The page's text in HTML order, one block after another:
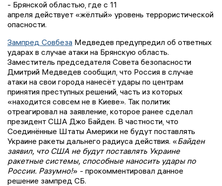
- Брянской областью, где с 11
апреля действует «жёлтый» уровень террористической
опасности.
Зампред Совбеза Медведев предупредил об ответных
ударах в случае атаки на Брянскую область.
Заместитель председателя Совета безопасности
Дмитрий Медведев сообщил, что Россия в случае
атаки на свои города нанесёт удары по центрам
принятия преступных решений, часть из которых
«находится совсем не в Киеве». Так политик
отреагировал на заявление, которое ранее сделал
президент США Джо Байден. В частности, что
Соединённые Штаты Америки не будут поставлять
Украине ракеты дальнего радиуса действия. «Байден
заявил, что США не будут поставлять Украине
ракетные системы, способные наносить удары по
России. Разумно!» - прокомментировал данное
решение зампред СБ.